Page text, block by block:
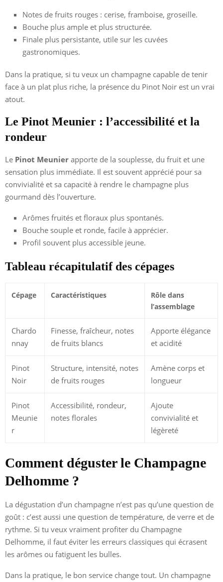
Notes de fruits rouges : cerise, framboise, groseille.
Bouche plus ample et plus structurée.
Finale plus persistante, utile sur les cuvées
gastronomiques.
Dans la pratique, si tu veux un champagne capable de tenir
face à un plat plus riche, la présence du Pinot Noir est un vrai
atout.
Le Pinot Meunier : l’accessibilité et la
rondeur
Le Pinot Meunier apporte de la souplesse, du fruit et une
sensation plus immédiate. Il est souvent apprécié pour sa
convivialité et sa capacité à rendre le champagne plus
gourmand dès l’ouverture.
Arômes fruités et floraux plus spontanés.
Bouche souple et ronde, facile à apprécier.
Profil souvent plus accessible jeune.
Tableau récapitulatif des cépages
Cépage Caractéristiques
Rôle dans
l’assemblage
Chardo
nnay
Finesse, fraîcheur, notes
de fruits blancs
Apporte élégance
et acidité
Pinot
Noir
Structure, intensité, notes
de fruits rouges
Amène corps et
longueur
Pinot
Meunie
r
Accessibilité, rondeur,
notes florales
Ajoute
convivialité et
légèreté
Comment déguster le Champagne
Delhomme ?
La dégustation d’un champagne n’est pas qu’une question de
goût : c’est aussi une question de température, de verre et de
rythme. Si tu veux vraiment profiter du Champagne
Delhomme, il faut éviter les erreurs classiques qui écrasent
les arômes ou fatiguent les bulles.
Dans la pratique, le bon service change tout. Un champagne